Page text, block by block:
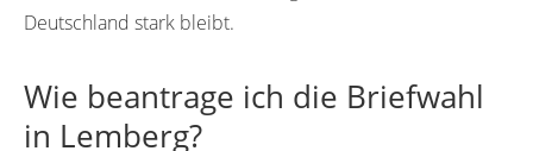
Deutschland stark bleibt.
Wie beantrage ich die Briefwahl
in Lemberg?